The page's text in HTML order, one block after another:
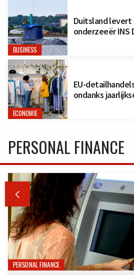
BUSINESS
Duitsland
onderzeeër INS
ECONOMIE
EU-
ondanks
PERSONAL FINANCE

PERSONAL FINANCE